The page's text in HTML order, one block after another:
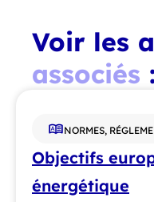
Voir les
associés :
NORMES,
Objectifs
énergétique